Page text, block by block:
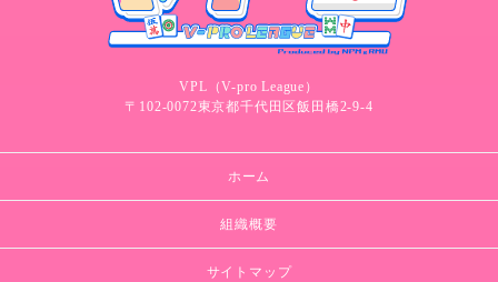
VPL（V-pro League）
〒102-0072東京都千代田区飯田橋2-9-4
ホーム
組織概要
サイトマップ